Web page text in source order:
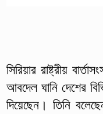
সিরিয়ার রাষ্ট্রীয়
আবদেল ঘানি দেশের
দিয়েছেন। তিনি